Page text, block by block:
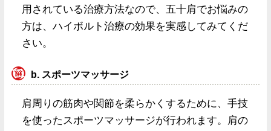
用されている治療方法なので、五十肩でお悩みの
方は、ハイボルト治療の効果を実感してみてくだ
さい。
b. スポーツマッサージ
肩周りの筋肉や関節を柔らかくするために、手技
を使ったスポーツマッサージが行われます。肩の